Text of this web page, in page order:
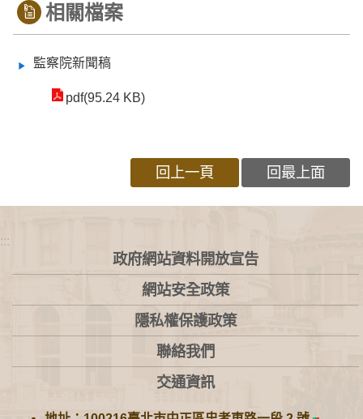
相關檔案
監察院新聞稿
pdf(95.24 KB)
回上一頁 回最上面
:::
政府網站資料開放宣告
網站安全政策
隱私權保護政策
聯絡我們
交通資訊